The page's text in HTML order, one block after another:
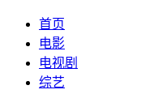
首页
电影
电视剧
综艺